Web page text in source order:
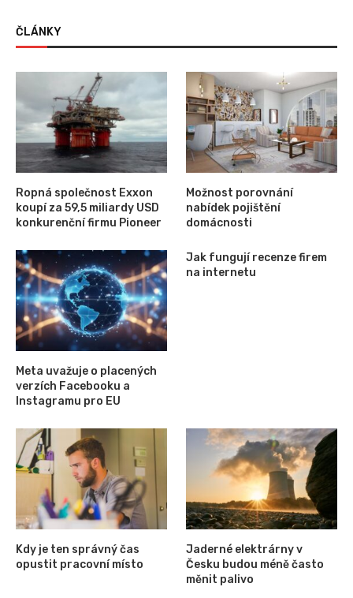
ČLÁNKY
Ropná společnost Exxon
koupí za 59,5 miliardy USD
konkurenční firmu Pioneer
Možnost porovnání
nabídek pojištění
domácnosti
Meta uvažuje o placených
verzích Facebooku a
Instagramu pro EU
Jak fungují recenze firem
na internetu
Kdy je ten správný čas
opustit pracovní místo
Jaderné elektrárny v
Česku budou méně často
měnit palivo